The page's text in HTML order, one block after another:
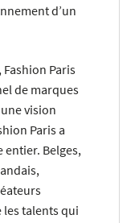
d’un
Paris
de marques
vision
Paris a
entier. Belges,
talents qui